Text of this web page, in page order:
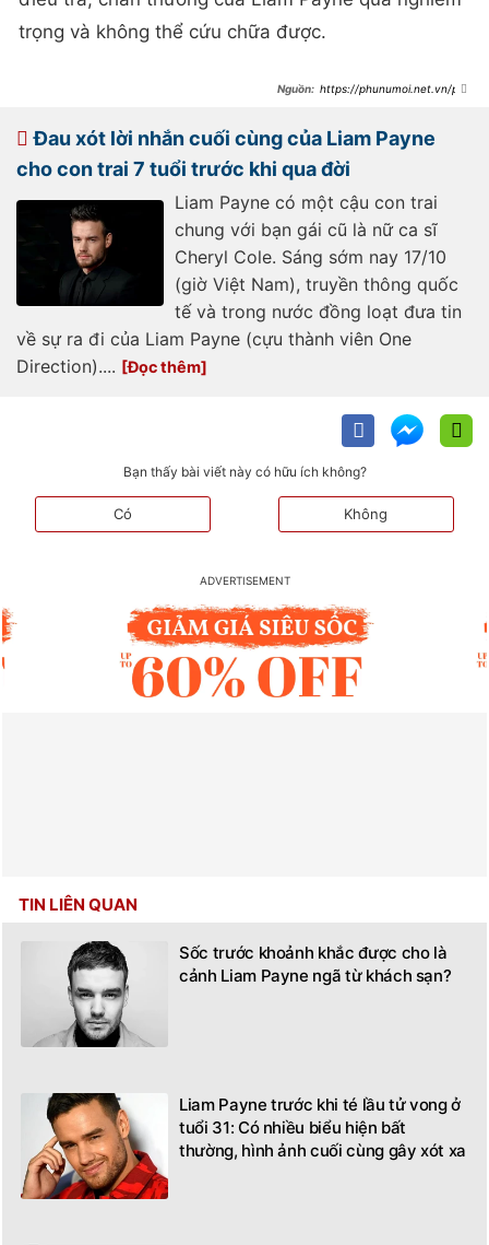
trọng và không thể cứu chữa được.
https://phunumoi.net.vn/pha
khong-binh-thuong-d322110.html
Đau xót lời nhắn cuối cùng của Liam Payne
cho con trai 7 tuổi trước khi qua đời
Liam Payne có một cậu con trai
chung với bạn gái cũ là nữ ca sĩ
Cheryl Cole. Sáng sớm nay 17/10
(giờ Việt Nam), truyền thông quốc
tế và trong nước đồng loạt đưa tin
về sự ra đi của Liam Payne (cựu thành viên One
Direction)....
Bạn thấy bài viết này có hữu ích không?
Có Không
TIN LIÊN QUAN
Sốc trước khoảnh khắc được cho là
cảnh Liam Payne ngã từ khách sạn?
Liam Payne trước khi té lầu tử vong ở
tuổi 31: Có nhiều biểu hiện bất
thường, hình ảnh cuối cùng gây xót xa